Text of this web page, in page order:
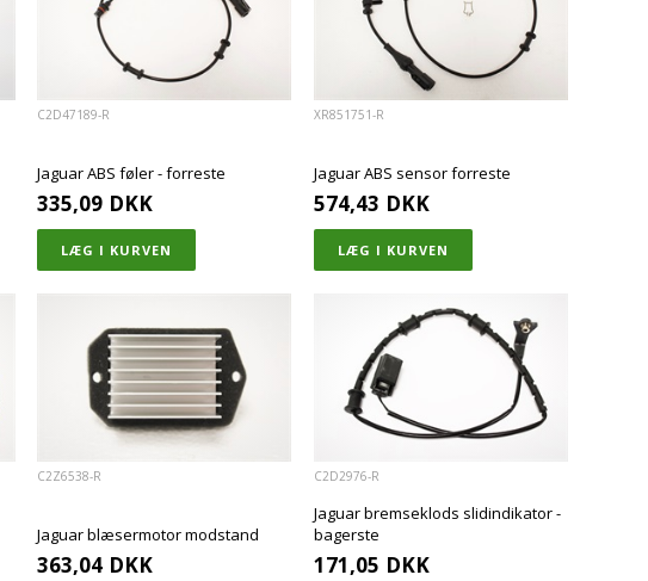
C2D47189-R
Jaguar ABS føler - forreste
335,09 DKK
XR851751-R
Jaguar ABS sensor forreste
574,43 DKK
C2Z6538-R
Jaguar blæsermotor modstand
363,04 DKK
C2D2976-R
Jaguar bremseklods slidindikator -
bagerste
171,05 DKK